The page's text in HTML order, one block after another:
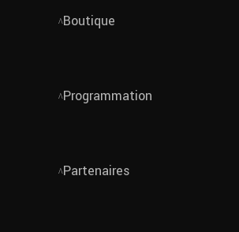
Boutique
Programmation
Partenaires